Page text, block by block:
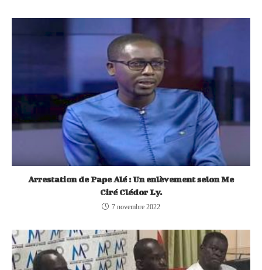
Arrestation de Pape Alé : Un enlèvement selon Me
Ciré Clédor Ly.
7 novembre 2022